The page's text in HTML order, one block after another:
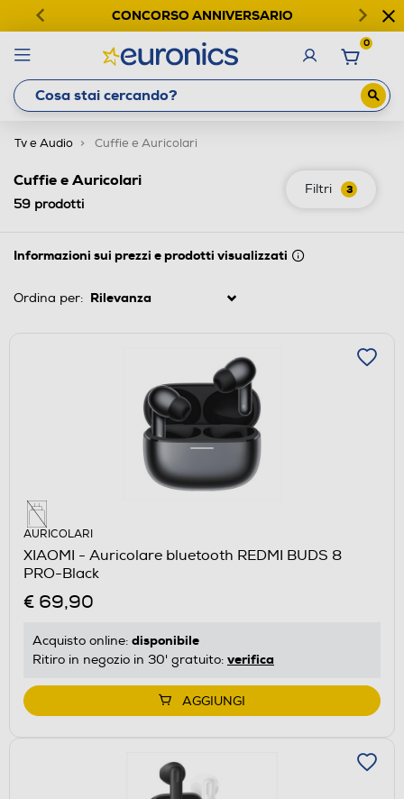
CONCORSO ANNIVERSARIO
0
Tv e Audio Cuffie e Auricolari
Filtri 3
Cuffie e Auricolari
59 prodotti
Informazioni sui prezzi e prodotti visualizzati
Ordina per:
AURICOLARI
XIAOMI - Auricolare bluetooth REDMI BUDS 8
PRO-Black
€ 69,90
Acquisto online: disponibile
Ritiro in negozio in 30' gratuito: verifica
AGGIUNGI